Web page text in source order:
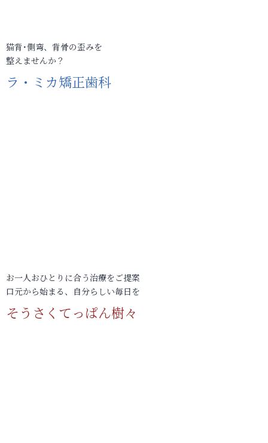
猫背･側弯、背骨の歪みを
整えませんか？
ラ・ミカ矯正歯科
お一人おひとりに合う治療をご提案
口元から始まる、自分らしい毎日を
そうさくてっぱん樹々